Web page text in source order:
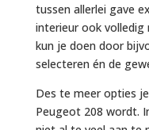
tussen allerlei gave
interieur ook volledig
kun je doen door
selecteren én de
Des te meer opties
Peugeot 208 wordt.